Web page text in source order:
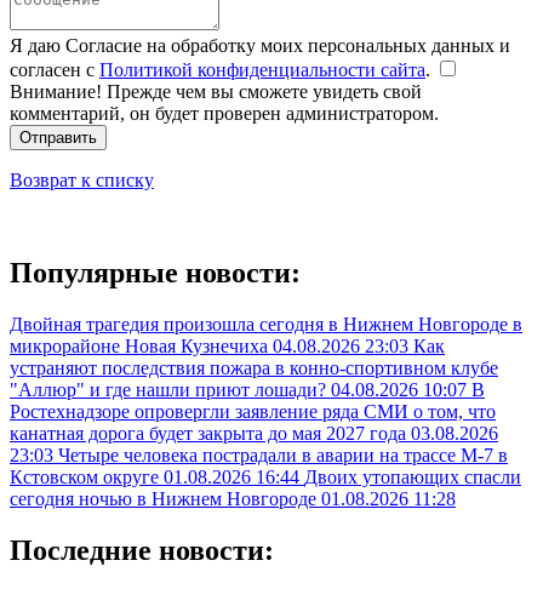
Я даю Согласие на обработку моих персональных данных и
согласен с Политикой конфиденциальности сайта.
Внимание! Прежде чем вы сможете увидеть свой
комментарий, он будет проверен администратором.
Отправить
Возврат к списку
Популярные новости:
Двойная трагедия произошла сегодня в Нижнем Новгороде в
микрорайоне Новая Кузнечиха 04.08.2026 23:03 Как
устраняют последствия пожара в конно-спортивном клубе
"Аллюр" и где нашли приют лошади? 04.08.2026 10:07 В
Ростехнадзоре опровергли заявление ряда СМИ о том, что
канатная дорога будет закрыта до мая 2027 года 03.08.2026
23:03 Четыре человека пострадали в аварии на трассе М-7 в
Кстовском округе 01.08.2026 16:44 Двоих утопающих спасли
сегодня ночью в Нижнем Новгороде 01.08.2026 11:28
Последние новости: